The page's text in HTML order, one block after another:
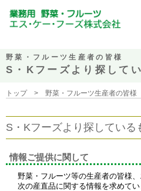
野菜・フルーツ生産者の皆様
S・Kフーズより探して
トップ> 野菜・フルーツ生産者の皆
S・Kフーズより探している
情報ご提供に関して
野菜・フルーツ等の生産者の皆様
次の産直品に関する情報を求めてい